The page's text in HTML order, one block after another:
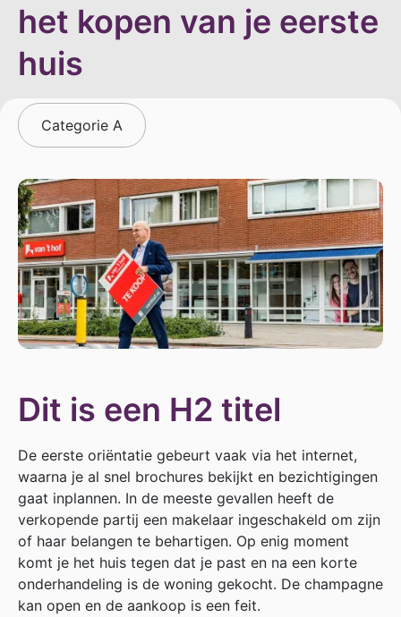
het kopen van je eerste
huis
Categorie A
Dit is een H2 titel
De eerste oriëntatie gebeurt vaak via het internet,
waarna je al snel brochures bekijkt en bezichtigingen
gaat inplannen. In de meeste gevallen heeft de
verkopende partij een makelaar ingeschakeld om zijn
of haar belangen te behartigen. Op enig moment
komt je het huis tegen dat je past en na een korte
onderhandeling is de woning gekocht. De champagne
kan open en de aankoop is een feit.